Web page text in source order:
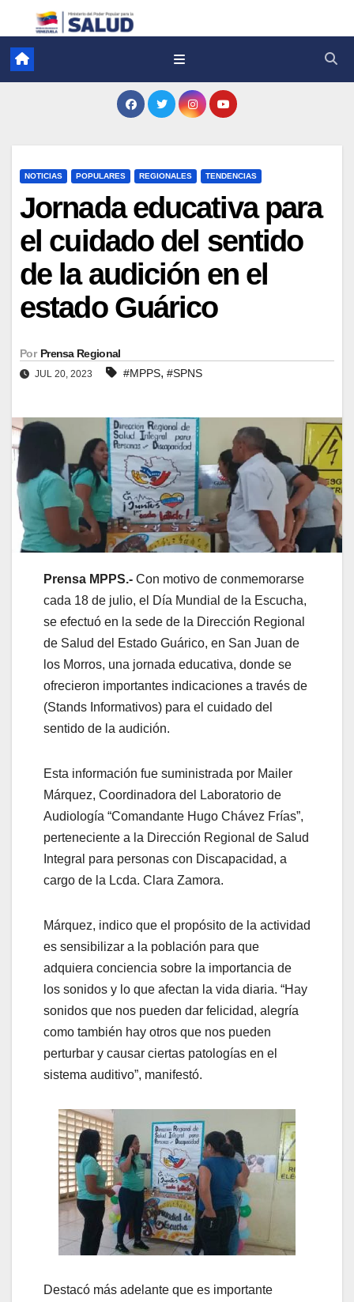
NOTICIAS POPULARES REGIONALES TENDENCIAS
Jornada educativa para
el cuidado del sentido
de la audición en el
estado Guárico
Por Prensa Regional
JUL 20, 2023 #MPPS, #SPNS
Prensa MPPS.- Con motivo de conmemorarse
cada 18 de julio, el Día Mundial de la Escucha,
se efectuó en la sede de la Dirección Regional
de Salud del Estado Guárico, en San Juan de
los Morros, una jornada educativa, donde se
ofrecieron importantes indicaciones a través de
(Stands Informativos) para el cuidado del
sentido de la audición.
Esta información fue suministrada por Mailer
Márquez, Coordinadora del Laboratorio de
Audiología “Comandante Hugo Chávez Frías”,
perteneciente a la Dirección Regional de Salud
Integral para personas con Discapacidad, a
cargo de la Lcda. Clara Zamora.
Márquez, indico que el propósito de la actividad
es sensibilizar a la población para que
adquiera conciencia sobre la importancia de
los sonidos y lo que afectan la vida diaria. “Hay
sonidos que nos pueden dar felicidad, alegría
como también hay otros que nos pueden
perturbar y causar ciertas patologías en el
sistema auditivo”, manifestó.
Destacó más adelante que es importante